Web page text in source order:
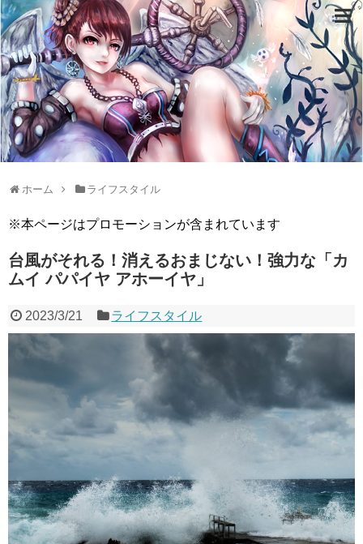
ホーム ライフスタイル
※本ページはプロモーションが含まれています
台風がそれる！消えるおまじない！強力な「カ
ムイ パパイヤ アホーイヤ」
2023/3/21 ライフスタイル